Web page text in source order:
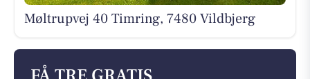
Møltrupvej 40 Timring, 7480 Vildbjerg